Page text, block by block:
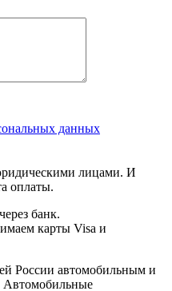
данных
лицами. И
оплаты.
банк.
карты Visa и
России автомобильным и
Автомобильные